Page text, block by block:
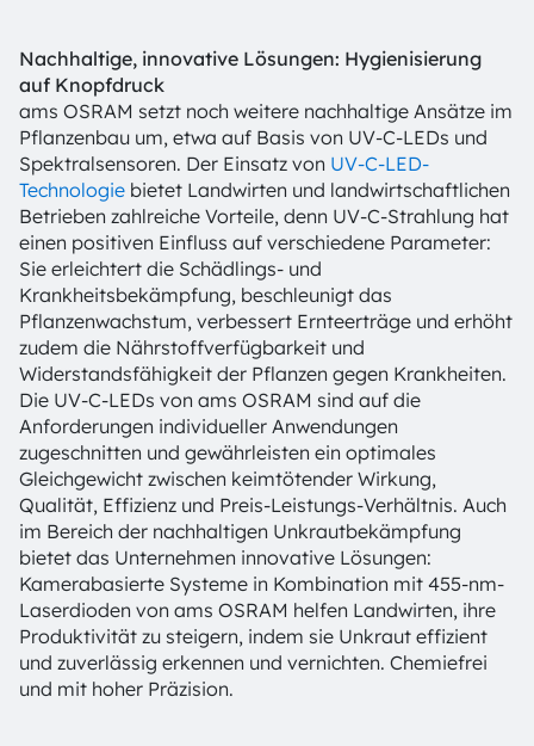
Nachhaltige, innovative Lösungen: Hygienisierung
auf Knopfdruck
ams OSRAM setzt noch weitere nachhaltige Ansätze im
Pflanzenbau um, etwa auf Basis von UV-C-LEDs und
Spektralsensoren. Der Einsatz von UV-C-LED-
Technologie bietet Landwirten und landwirtschaftlichen
Betrieben zahlreiche Vorteile, denn UV-C-Strahlung hat
einen positiven Einfluss auf verschiedene Parameter:
Sie erleichtert die Schädlings- und
Krankheitsbekämpfung, beschleunigt das
Pflanzenwachstum, verbessert Ernteerträge und erhöht
zudem die Nährstoffverfügbarkeit und
Widerstandsfähigkeit der Pflanzen gegen Krankheiten.
Die UV-C-LEDs von ams OSRAM sind auf die
Anforderungen individueller Anwendungen
zugeschnitten und gewährleisten ein optimales
Gleichgewicht zwischen keimtötender Wirkung,
Qualität, Effizienz und Preis-Leistungs-Verhältnis. Auch
im Bereich der nachhaltigen Unkrautbekämpfung
bietet das Unternehmen innovative Lösungen:
Kamerabasierte Systeme in Kombination mit 455-nm-
Laserdioden von ams OSRAM helfen Landwirten, ihre
Produktivität zu steigern, indem sie Unkraut effizient
und zuverlässig erkennen und vernichten. Chemiefrei
und mit hoher Präzision.